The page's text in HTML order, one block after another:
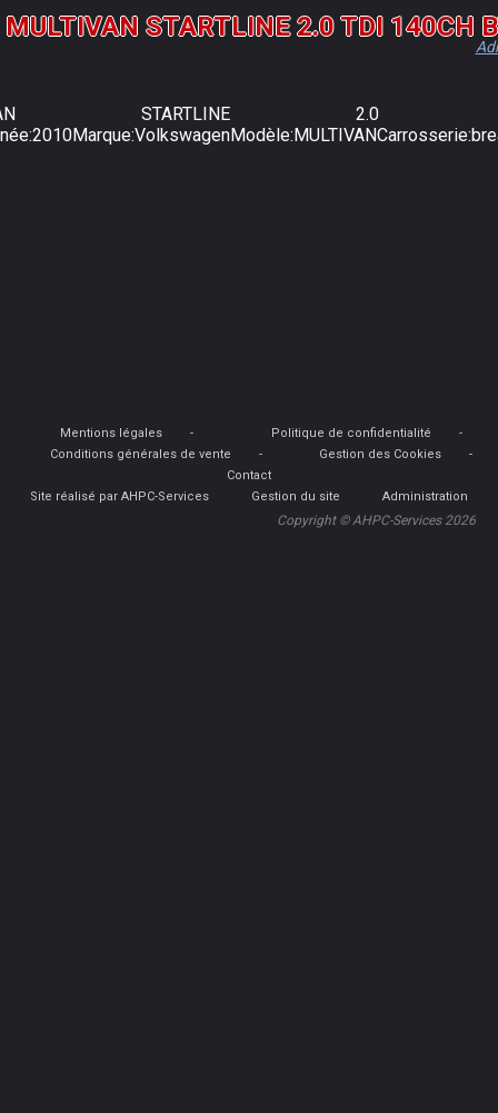
STARTLINE 2.0 TDI 140CH
STARTLINE 2.0
Mentions légales
Politique de confidentialité
Conditions générales de vente
Gestion des Cookies
Contact
Site réalisé par AHPC-Services
Gestion du site Administration
Copyright © AHPC-Services 2026